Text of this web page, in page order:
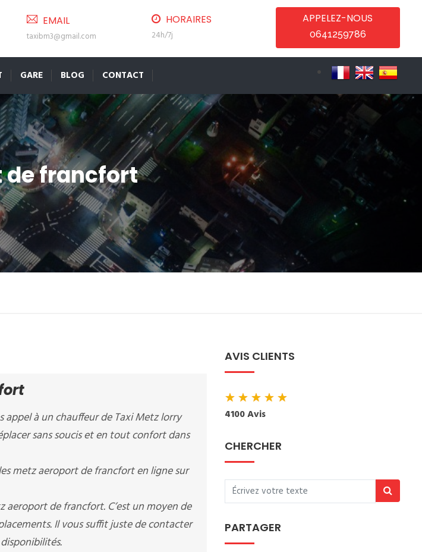
EMAIL
taxibm3@gmail.com
HORAIRES
24h/7j
APPELEZ-NOUS
0641259786
GARE BLOG CONTACT
de francfort
appel à un chauffeur de Taxi Metz lorry
sans soucis et en tout confort dans
metz aeroport de francfort en ligne sur
aeroport de francfort. C’est un moyen de
Il vous suffit juste de contacter
AVIS CLIENTS
★★★★★
4100 Avis
CHERCHER
PARTAGER